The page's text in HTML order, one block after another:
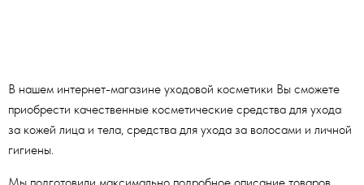
В нашем интернет-магазине уходовой косметики Вы сможете
приобрести качественные косметические средства для ухода
за кожей лица и тела, средства для ухода за волосами и личной
гигиены.